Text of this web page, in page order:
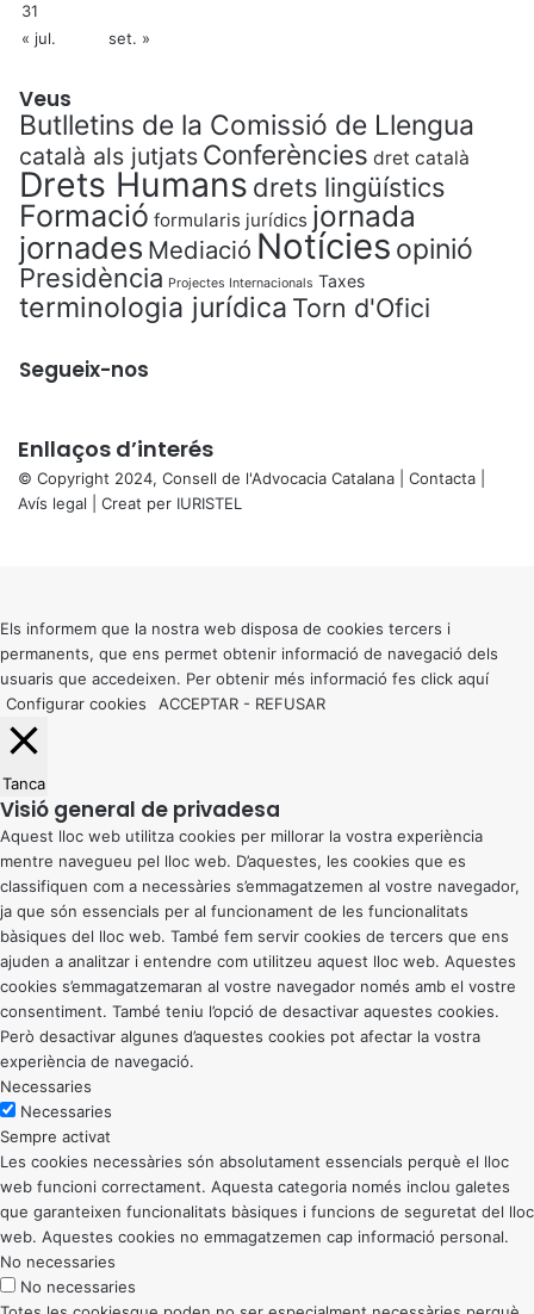
31
« jul.
set. »
Veus
Butlletins de la Comissió de Llengua
català als jutjats Conferències dret català
Drets Humans drets lingüístics
Formació formularis jurídics jornada
jornades Mediació Notícies opinió
Presidència Projectes Internacionals Taxes
terminologia jurídica Torn d'Ofici
Segueix-nos
Enllaços d’interés
© Copyright 2024, Consell de l'Advocacia Catalana | Contacta
Avís legal | Creat per IURISTEL
button
Els informem que la nostra web disposa de cookies tercers i
permanents, que ens permet obtenir informació de navegació dels
usuaris que accedeixen. Per obtenir més informació fes click aquí
Configurar cookies
ACCEPTAR - REFUSAR
Tanca
Visió general de privadesa
Aquest lloc web utilitza cookies per millorar la vostra experiència
mentre navegueu pel lloc web. D’aquestes, les cookies que es
classifiquen com a necessàries s’emmagatzemen al vostre navegador,
ja que són essencials per al funcionament de les funcionalitats
bàsiques del lloc web. També fem servir cookies de tercers que ens
ajuden a analitzar i entendre com utilitzeu aquest lloc web. Aquestes
cookies s’emmagatzemaran al vostre navegador només amb el vostre
consentiment. També teniu l’opció de desactivar aquestes cookies.
Però desactivar algunes d’aquestes cookies pot afectar la vostra
experiència de navegació.
Necessaries
Necessaries
Sempre activat
Les cookies necessàries són absolutament essencials perquè el lloc
web funcioni correctament. Aquesta categoria només inclou galetes
que garanteixen funcionalitats bàsiques i funcions de seguretat del lloc
web. Aquestes cookies no emmagatzemen cap informació personal.
No necessaries
No necessaries